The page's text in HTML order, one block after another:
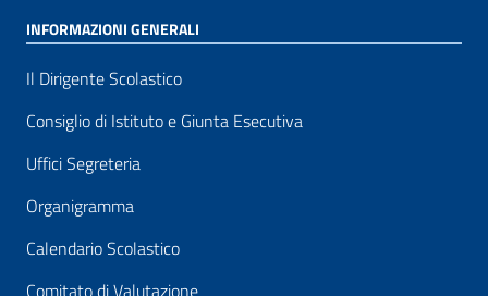
INFORMAZIONI GENERALI
Il Dirigente Scolastico
Consiglio di Istituto e Giunta Esecutiva
Uffici Segreteria
Organigramma
Calendario Scolastico
Comitato di Valutazione